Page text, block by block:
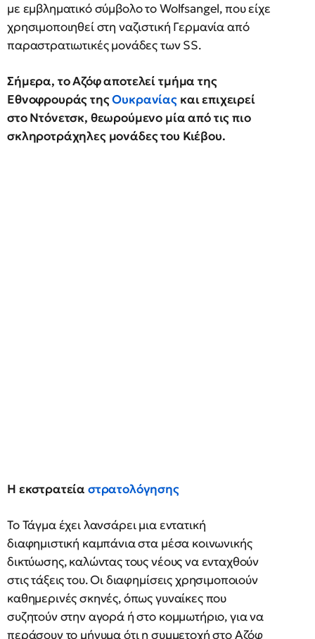
με εμβληματικό σύμβολο το Wolfsangel, που είχε
χρησιμοποιηθεί στη ναζιστική Γερμανία από
παραστρατιωτικές μονάδες των SS.
Σήμερα, το Αζόφ αποτελεί τμήμα της
Εθνοφρουράς τηςΟυκρανίας και επιχειρεί
στο Ντόνετσκ, θεωρούμενο μία από τις πιο
σκληροτράχηλες μονάδες του Κιέβου.
Η εκστρατεία στρατολόγησης
Το Τάγμα έχει λανσάρει μια εντατική
διαφημιστική καμπάνια στα μέσα κοινωνικής
δικτύωσης, καλώντας τους νέους να ενταχθούν
στις τάξεις του. Οι διαφημίσεις χρησιμοποιούν
καθημερινές σκηνές, όπως γυναίκες που
συζητούν στην αγορά ή στο κομμωτήριο, για να
περάσουν το μήνυμα ότι η συμμετοχή στο Αζόφ